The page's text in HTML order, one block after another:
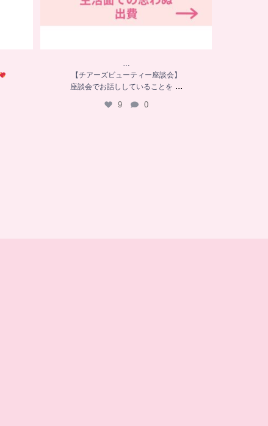
…
【チアーズビューティー座談会】
座談会でお話ししていることを ...
9 0